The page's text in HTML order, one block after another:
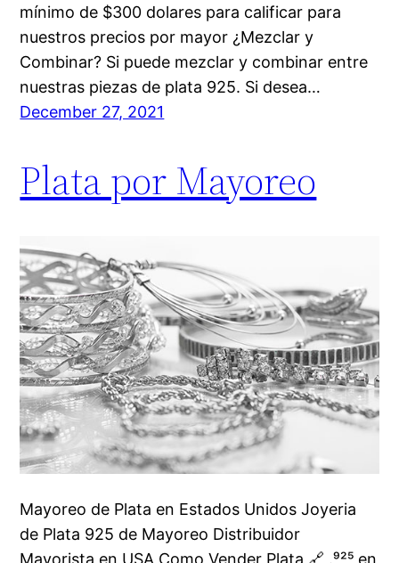
mínimo de $300 dolares para calificar para
nuestros precios por mayor ¿Mezclar y
Combinar? Si puede mezclar y combinar entre
nuestras piezas de plata 925. Si desea…
December 27, 2021
Plata por Mayoreo
Mayoreo de Plata en Estados Unidos Joyeria
de Plata 925 de Mayoreo Distribuidor
Mayorista en USA Como Vender Plata 🔗 .⁹²⁵ en